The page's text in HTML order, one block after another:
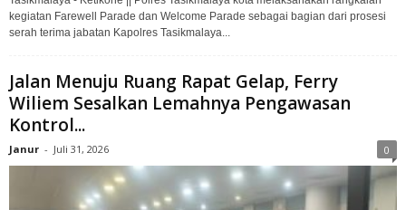
kegiatan Farewell Parade dan Welcome Parade sebagai bagian dari prosesi
serah terima jabatan Kapolres Tasikmalaya...
Jalan Menuju Ruang Rapat Gelap, Ferry
Wiliem Sesalkan Lemahnya Pengawasan
Kontrol...
Janur - Juli 31, 2026 0